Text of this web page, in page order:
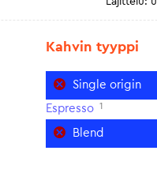
Kahvin tyyppi
Single origin
Espresso 1
Blend